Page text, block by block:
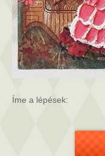
Íme a lépések: